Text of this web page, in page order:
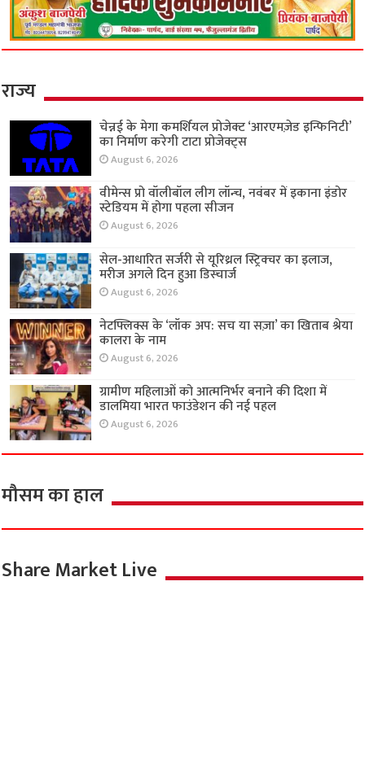
राज्य
चेन्नई के मेगा कमर्शियल प्रोजेक्ट ‘आरएमज़ेड इन्फिनिटी’
का निर्माण करेगी टाटा प्रोजेक्ट्स
August 6, 2026
वीमेन्स प्रो वॉलीबॉल लीग लॉन्च, नवंबर में इकाना इंडोर
स्टेडियम में होगा पहला सीजन
August 6, 2026
सेल-आधारित सर्जरी से यूरिथ्रल स्ट्रिक्चर का इलाज,
मरीज अगले दिन हुआ डिस्चार्ज
August 6, 2026
नेटफ्लिक्स के ‘लॉक अप: सच या सज़ा’ का खिताब श्रेया
कालरा के नाम
August 6, 2026
ग्रामीण महिलाओं को आत्मनिर्भर बनाने की दिशा में
डालमिया भारत फाउंडेशन की नई पहल
August 6, 2026
मौसम का हाल
Share Market Live